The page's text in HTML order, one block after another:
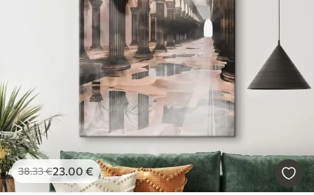
38.33€23.00 €